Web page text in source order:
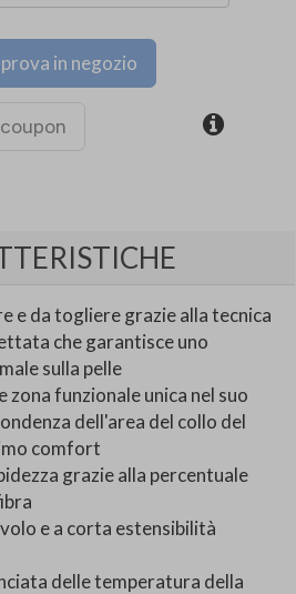
in negozio
e da togliere grazie alla tecnica
che garantisce uno
sulla pelle
zona funzionale unica nel suo
dell'area del collo del
comfort
grazie alla percentuale
e a corta estensibilità
delle temperatura della